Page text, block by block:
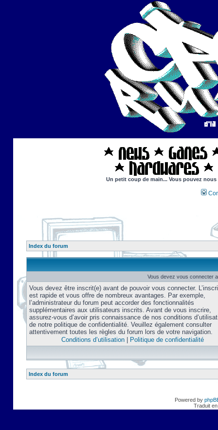
Un petit coup de main... Vous pouvez
Index du forum
Vous devez vous connecter
Vous devez être inscrit(e) avant de pouvoir vous connecter.
est rapide et vous offre de nombreux avantages. Par exemple,
l’administrateur du forum peut accorder des fonctionnalités
supplémentaires aux utilisateurs inscrits. Avant de vous inscrire,
assurez-vous d’avoir pris connaissance de nos conditions
de notre politique de confidentialité. Veuillez également consulter
attentivement toutes les règles du forum lors de votre navigation.
Conditions d’utilisation| Politique de confidentialité
Index du forum
Powered by
Traduit